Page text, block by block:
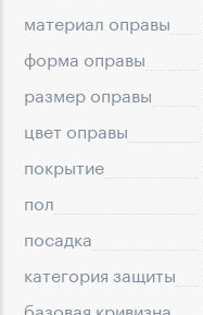
материал оправы
форма оправы
размер оправы
цвет оправы
покрытие
пол
посадка
категория защиты
базовая кривизна